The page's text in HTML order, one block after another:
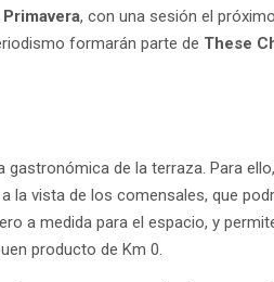
, con una sesión el
formarán parte de These
de la terraza. Para
vista de los comensales, que
a medida para el espacio, y
producto de Km 0.